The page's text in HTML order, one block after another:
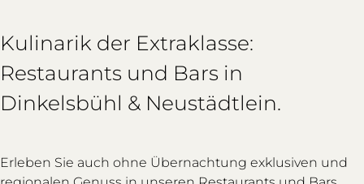
Kulinarik der Extraklasse:
Restaurants und Bars in
Dinkelsbühl & Neustädtlein.
Erleben Sie auch ohne Übernachtung exklusiven und